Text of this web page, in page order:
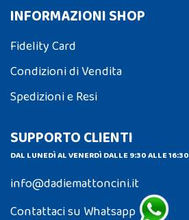
INFORMAZIONI SHOP
Fidelity Card
Condizioni di Vendita
Spedizioni e Resi
SUPPORTO CLIENTI
DAL LUNEDÌ AL VENERDÌ DALLE 9:30 ALLE 16:30
info@dadiemattoncini.it
Contattaci su Whatsapp